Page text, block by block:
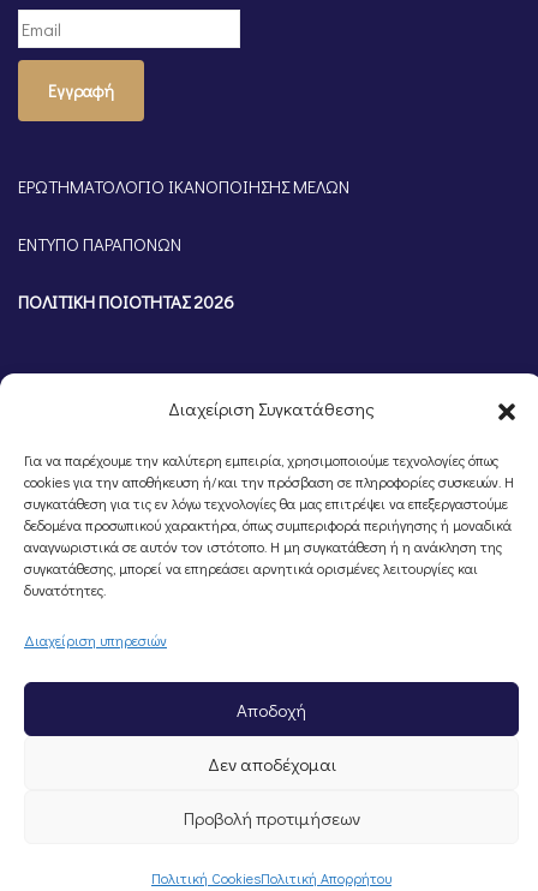
Διαχείριση Συγκατάθεσης
Για να παρέχουμε την καλύτερη εμπειρία, χρησιμοποιούμε τεχνολογίες όπως
cookies για την αποθήκευση ή/και την πρόσβαση σε πληροφορίες συσκευών. Η
συγκατάθεση για τις εν λόγω τεχνολογίες θα μας επιτρέψει να επεξεργαστούμε
δεδομένα προσωπικού χαρακτήρα, όπως συμπεριφορά περιήγησης ή μοναδικά
αναγνωριστικά σε αυτόν τον ιστότοπο. Η μη συγκατάθεση ή η ανάκληση της
συγκατάθεσης, μπορεί να επηρεάσει αρνητικά ορισμένες λειτουργίες και
δυνατότητες.
Διαχείριση υπηρεσιών
Αποδοχή
Δεν αποδέχομαι
Προβολή προτιμήσεων
Πολιτική CookiesΠολιτική Απορρήτου
Εγγραφή
ΕΡΩΤΗΜΑΤΟΛΟΓΙΟ ΙΚΑΝΟΠΟΙΗΣΗΣ ΜΕΛΩΝ
ΕΝΤΥΠΟ ΠΑΡΑΠΟΝΩΝ
ΠΟΛΙΤΙΚΗ ΠΟΙΟΤΗΤΑΣ 2026
©Portal Επιμελητηρίου Ημαθίας, Powered byKnowledge A.E.